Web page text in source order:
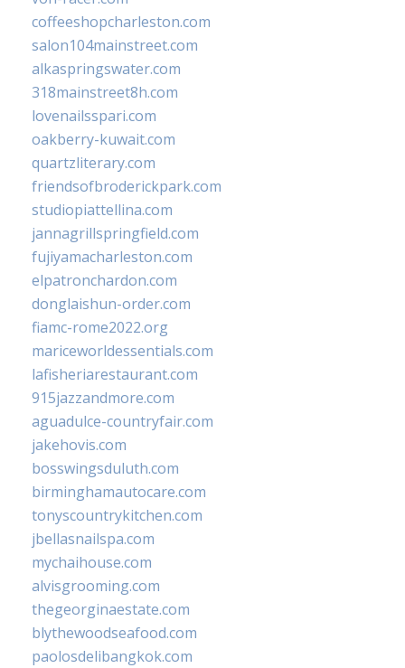
coffeeshopcharleston.com
salon104mainstreet.com
alkaspringswater.com
318mainstreet8h.com
lovenailsspari.com
oakberry-kuwait.com
quartzliterary.com
friendsofbroderickpark.com
studiopiattellina.com
jannagrillspringfield.com
fujiyamacharleston.com
elpatronchardon.com
donglaishun-order.com
fiamc-rome2022.org
mariceworldessentials.com
lafisheriarestaurant.com
915jazzandmore.com
aguadulce-countryfair.com
jakehovis.com
bosswingsduluth.com
birminghamautocare.com
tonyscountrykitchen.com
jbellasnailspa.com
mychaihouse.com
alvisgrooming.com
thegeorginaestate.com
blythewoodseafood.com
paolosdelibangkok.com